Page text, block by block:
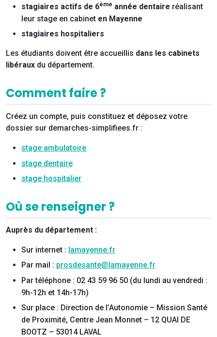
stagiaires actifs de 6ème année dentaire réalisant
leur stage en cabinet en Mayenne
stagiaires hospitaliers
Les étudiants doivent être accueillis dans les cabinets
libéraux du département.
Comment faire ?
Créez un compte, puis constituez et déposez votre
dossier sur demarches-simplifiees.fr :
stage ambulatoire
stage dentaire
stage hospitalier
Où se renseigner ?
Auprès du département :
Sur internet : lamayenne.fr
Par mail : prosdesante@lamayenne.fr
Par téléphone : 02 43 59 96 50 (du lundi au vendredi :
9h-12h et 14h-17h)
Sur place : Direction de l’Autonomie – Mission Santé
de Proximité, Centre Jean Monnet – 12 QUAI DE
BOOTZ – 53014 LAVAL